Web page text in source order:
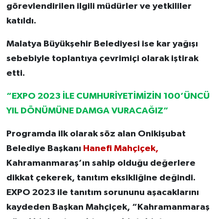
görevlendirilen ilgili müdürler ve yetkililer
katıldı.
Malatya Büyükşehir Belediyesi ise kar yağışı
sebebiyle toplantıya çevrimiçi olarak iştirak
etti.
“EXPO 2023 İLE CUMHURİYETİMİZİN 100’ÜNCÜ
YIL DÖNÜMÜNE DAMGA VURACAĞIZ”
Programda ilk olarak söz alan Onikişubat
Belediye Başkanı Hanefi Mahçiçek,
Kahramanmaraş’ın sahip olduğu değerlere
dikkat çekerek, tanıtım eksikliğine değindi.
EXPO 2023 ile tanıtım sorununu aşacaklarını
kaydeden Başkan Mahçiçek, “Kahramanmaraş